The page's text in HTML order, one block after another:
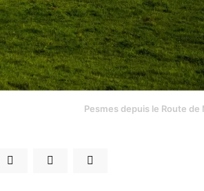
Pesmes depuis le Route de